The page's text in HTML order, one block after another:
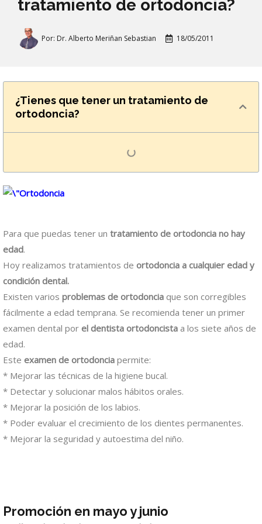
tratamiento de ortodoncia?
Por: Dr. Alberto Meriñan Sebastian 18/05/2011
¿Tienes que tener un tratamiento de
ortodoncia?
Para que puedas tener un tratamiento de ortodoncia no hay
edad.
Hoy realizamos tratamientos de ortodoncia a cualquier edad y
condición dental.
Existen varios problemas de ortodoncia que son corregibles
fácilmente a edad temprana. Se recomienda tener un primer
examen dental por el dentista ortodoncista a los siete años de
edad.
Este examen de ortodoncia permite:
* Mejorar las técnicas de la higiene bucal.
* Detectar y solucionar malos hábitos orales.
* Mejorar la posición de los labios.
* Poder evaluar el crecimiento de los dientes permanentes.
* Mejorar la seguridad y autoestima del niño.
Promoción en mayo y junio